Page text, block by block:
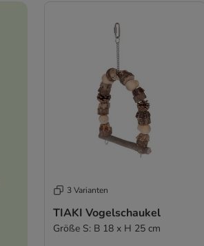
3 Varianten
TIAKI Vogelschaukel
Größe S: B 18 x H 25 cm